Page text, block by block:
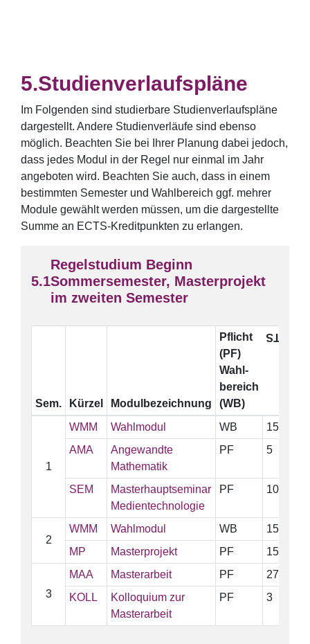
Studienverlaufspläne
Im Folgenden sind studierbare Studienverlaufspläne
dargestellt. Andere Studienverläufe sind ebenso
möglich. Beachten Sie bei Ihrer Planung dabei jedoch,
dass jedes Modul in der Regel nur einmal im Jahr
angeboten wird. Beachten Sie auch, dass in einem
bestimmten Semester und Wahlbereich ggf. mehrer
Module gewählt werden müssen, um die dargestellte
Summe an ECTS-Kreditpunkten zu erlangen.
Regelstudium Beginn
Sommersemester, Masterprojekt
im zweiten Semester
Sem. Kürzel Modulbezeichnung
Pflicht
(PF)
Wahl-
bereich
(WB)
ECTS
1
WMM Wahlmodul WB
15
AMA
Angewandte
Mathematik
PF 5
SEM
Masterhauptseminar
Medientechnologie
PF 10
2
WMM Wahlmodul WB
15
MP
Masterprojekt PF 15
3
MAA Masterarbeit PF
27
KOLL
Kolloquium zur
Masterarbeit
PF 3